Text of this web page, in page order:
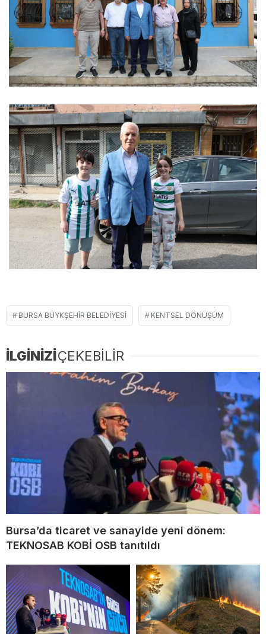
BURSA BÜYKŞEHIR BELEDIYESI KENTSEL DÖNÜŞÜM
İLGİNİZİÇEKEBİLİR
Bursa’da ticaret ve sanayide yeni dönem:
TEKNOSAB KOBİ OSB tanıtıldı